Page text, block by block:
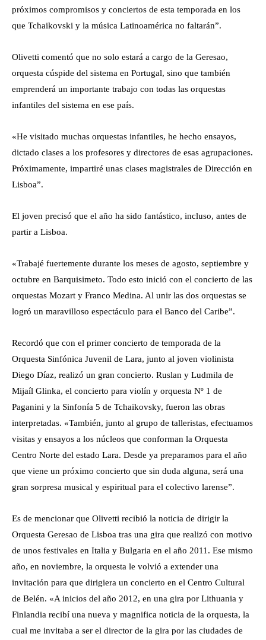
próximos compromisos y conciertos de esta temporada en los
que Tchaikovski y la música Latinoamérica no faltarán”.
Olivetti comentó que no solo estará a cargo de la Geresao,
orquesta cúspide del sistema en Portugal, sino que también
emprenderá un importante trabajo con todas las orquestas
infantiles del sistema en ese país.
«He visitado muchas orquestas infantiles, he hecho ensayos,
dictado clases a los profesores y directores de esas agrupaciones.
Próximamente, impartiré unas clases magistrales de Dirección en
Lisboa”.
El joven precisó que el año ha sido fantástico, incluso, antes de
partir a Lisboa.
«Trabajé fuertemente durante los meses de agosto, septiembre y
octubre en Barquisimeto. Todo esto inició con el concierto de las
orquestas Mozart y Franco Medina. Al unir las dos orquestas se
logró un maravilloso espectáculo para el Banco del Caribe”.
Recordó que con el primer concierto de temporada de la
Orquesta Sinfónica Juvenil de Lara, junto al joven violinista
Diego Díaz, realizó un gran concierto. Ruslan y Ludmila de
Mijaíl Glinka, el concierto para violín y orquesta Nº 1 de
Paganini y la Sinfonía 5 de Tchaikovsky, fueron las obras
interpretadas. «También, junto al grupo de talleristas, efectuamos
visitas y ensayos a los núcleos que conforman la Orquesta
Centro Norte del estado Lara. Desde ya preparamos para el año
que viene un próximo concierto que sin duda alguna, será una
gran sorpresa musical y espiritual para el colectivo larense”.
Es de mencionar que Olivetti recibió la noticia de dirigir la
Orquesta Geresao de Lisboa tras una gira que realizó con motivo
de unos festivales en Italia y Bulgaria en el año 2011. Ese mismo
año, en noviembre, la orquesta le volvió a extender una
invitación para que dirigiera un concierto en el Centro Cultural
de Belén. «A inicios del año 2012, en una gira por Lithuania y
Finlandia recibí una nueva y magnifica noticia de la orquesta, la
cual me invitaba a ser el director de la gira por las ciudades de